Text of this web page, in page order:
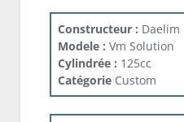
Constructeur : Daelim
Modele : Vm Solution
Cylindrée : 125cc
Catégorie Custom